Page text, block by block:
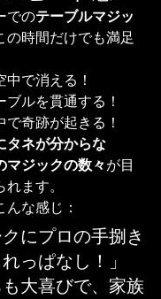
でのテーブルマジッ
の時間だけでも満足
中で消える！
ブルを貫通する！
で奇跡が起きる！
タネが分からな
マジックの数々が目
ます。
な感じ：
クにプロの手捌き
っぱなし！」
も大喜びで、家族